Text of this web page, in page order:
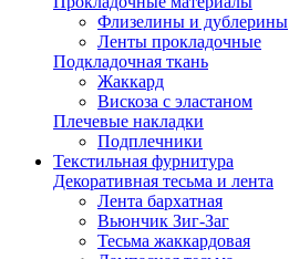
Флизелины и дублерины
Ленты прокладочные
Подкладочная ткань
Жаккард
Вискоза с эластаном
Плечевые накладки
Подплечники
Текстильная фурнитура
Декоративная тесьма и лента
Лента бархатная
Вьюнчик Зиг-Заг
Тесьма жаккардовая